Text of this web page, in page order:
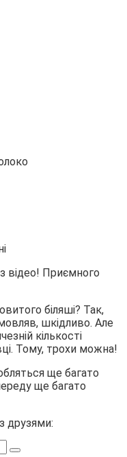
відео! Приємного
біляші? Так,
шкідливо. Але
кількості
Тому, трохи можна!
ще багато
ще багато
друзями: